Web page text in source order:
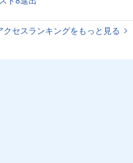
クセスランキングをもっと見る